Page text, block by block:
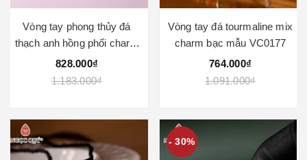
Vòng tay phong thủy đá
thạch anh hồng phối charm
bánh xe mẫu VC1035
828.000₫
1.183.000₫
Vòng tay đá tourmaline mix
charm bạc mẫu VC0177
764.000₫
1.091.000₫
- 30%